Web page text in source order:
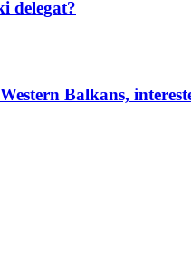
delegat?
Balkans,